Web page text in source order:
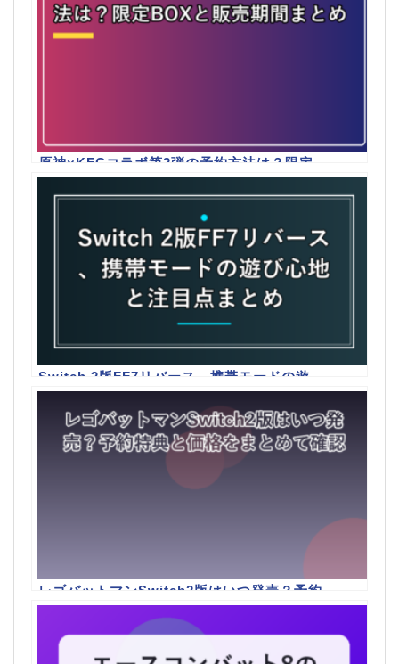
原神×KFCコラボ第2弾の予約方法は？限定
BOXと販売期間まとめ
Switch 2版FF7リバース、携帯モードの遊
び心地と注目点まとめ
レゴバットマンSwitch2版はいつ発売？予約
特典と価格をまとめて確認